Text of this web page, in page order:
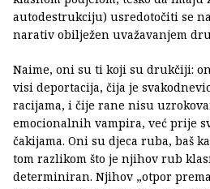
autodestrukciju) usredotočiti se
narativ obilježen uvažavanjem
Naime, oni su ti koji su drukčiji:
visi deportacija, čija je
racijama, i čije rane nisu
emocionalnih vampira, već prije
čakijama. Oni su djeca ruba, baš
tom razlikom što je njihov rub
determiniran. Njihov „otpor